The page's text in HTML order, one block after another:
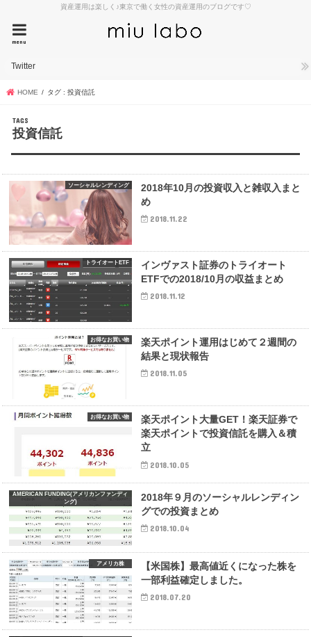
資産運用は楽しく♪東京で働く女性の資産運用のブログです♡
menu
Twitter
HOME タグ : 投資信託
投資信託
ソーシャルレンディング
2018年10月の投資収入と雑収入まと
め
2018.11.22
トライオートETF
インヴァスト証券のトライオート
ETFでの2018/10月の収益まとめ
2018.11.12
お得なお買い物
楽天ポイント運用はじめて２週間の
結果と現状報告
2018.11.05
お得なお買い物
楽天ポイント大量GET！楽天証券で
楽天ポイントで投資信託を購入＆積
立
2018.10.05
AMERICAN FUNDING(アメリカンファンディ
ング)
2018年９月のソーシャルレンディン
グでの投資まとめ
2018.10.04
アメリカ株
【米国株】最高値近くになった株を
一部利益確定しました。
2018.07.20